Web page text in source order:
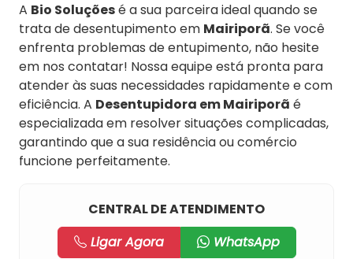
A Bio Soluçõesé a sua parceira ideal quando se
trata de desentupimento em Mairiporã. Se você
enfrenta problemas de entupimento, não hesite
em nos contatar! Nossa equipe está pronta para
atender às suas necessidades rapidamente e com
eficiência. A Desentupidora em Mairiporã é
especializada em resolver situações complicadas,
garantindo que a sua residência ou comércio
funcione perfeitamente.
CENTRAL DE ATENDIMENTO
Ligar Agora
WhatsApp